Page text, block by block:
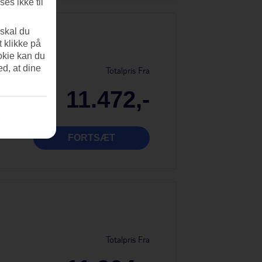
Totalpris Fra
11.472,-
FORTSÆT
Totalpris Fra
du
klikke på
kan du
at dine